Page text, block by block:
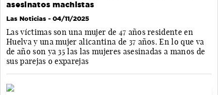
asesinatos machistas
Las Noticias - 04/11/2025
Las víctimas son una mujer de 47 años residente en
Huelva y una mujer alicantina de 37 años. En lo que va
de año son ya 35 las las mujeres asesinadas a manos de
sus parejas o exparejas